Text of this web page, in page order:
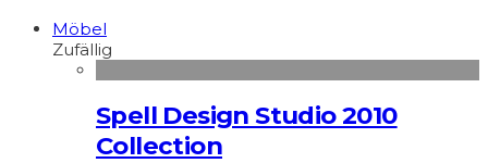
Möbel
Zufällig
Spell Design Studio 2010
Collection